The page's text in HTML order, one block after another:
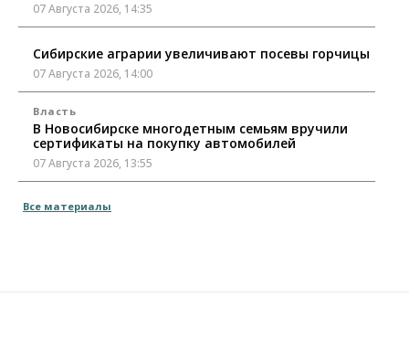
07 Августа 2026, 14:35
Сибирские аграрии увеличивают посевы горчицы
07 Августа 2026, 14:00
Власть
В Новосибирске многодетным семьям вручили
сертификаты на покупку автомобилей
07 Августа 2026, 13:55
Треть автовладельцев в Новосибирской области
Все материалы